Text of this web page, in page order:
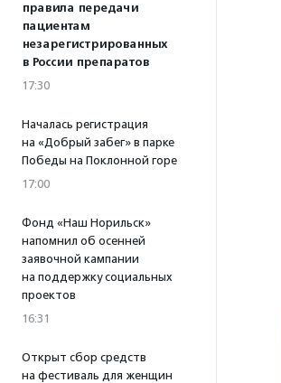
правила передачи
пациентам
незарегистрированных
в России препаратов
17:30
Началась регистрация
на «Добрый забег» в парке
Победы на Поклонной горе
17:00
Фонд «Наш Норильск»
напомнил об осенней
заявочной кампании
на поддержку социальных
проектов
16:31
Открыт сбор средств
на фестиваль для женщин